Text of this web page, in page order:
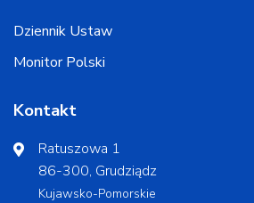
Dziennik Ustaw
Monitor Polski
Kontakt
Ratuszowa 1
86-300, Grudziądz
Kujawsko-Pomorskie